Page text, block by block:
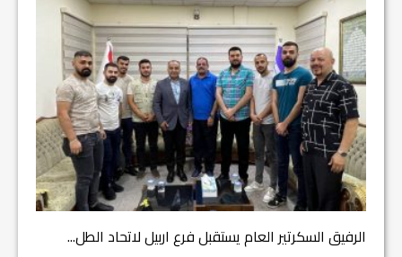
الرفيق السكرتير العام يستقبل فرع اربيل لاتحاد الطل...